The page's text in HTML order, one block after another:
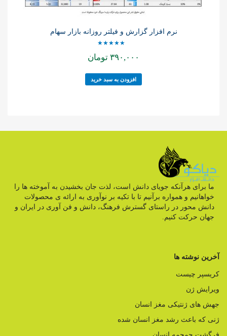
نرم افزار گزارش و فیلتر روزانه بازار سهام
5.00
۳۹۰,۰۰۰ تومان
افزودن به سبد خرید
ما برای هرآنکه جویای دانش است، لذت جان بخشیدن به آموخته ها را
خواهانیم و همواره برآنیم تا با تکیه بر نوآوری به ارائه ی محصولات
دانش محور در راستای گسترش فرهنگ، دانش و فن آوری در ایران و
جهان حرکت کنیم.
آخرین نوشته ها
کریسپر چیست
ویرایش ژن
جهش های ژنتیکی مغز انسان
ژنی که باعث رشد مغز انسان شده